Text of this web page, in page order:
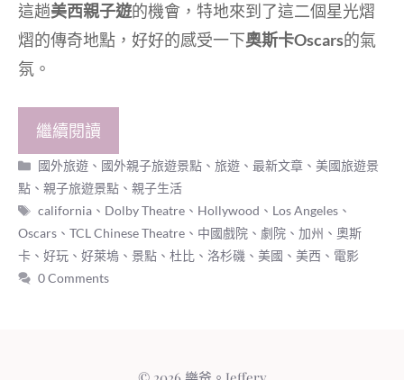
這趟美西親子遊的機會，特地來到了這二個星光熠
熠的傳奇地點，好好的感受一下奧斯卡Oscars的氣
氛。
繼續閱讀
分
類
國外旅遊 、 國外親子旅遊景點 、旅遊 、最新文章 、美國旅遊景
點 、 親子旅遊景點 、 親子生活
標
california 、 Dolby Theatre 、 Hollywood 、 Los Angeles 、
Oscars 、 TCL Chinese Theatre 、 中國戲院 、 劇院 、 加州 、 奧斯
卡 、 好玩 、 好萊塢 、 景點 、 杜比 、 洛杉磯 、 美國 、 美西 、 電影
0 Comments